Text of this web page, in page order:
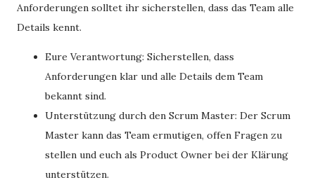
Anforderungen solltet ihr sicherstellen, dass das Team alle
Details kennt.
Eure Verantwortung: Sicherstellen, dass
Anforderungen klar und alle Details dem Team
bekannt sind.
Unterstützung durch den Scrum Master: Der Scrum
Master kann das Team ermutigen, offen Fragen zu
stellen und euch als Product Owner bei der Klärung
unterstützen.